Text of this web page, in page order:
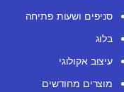
סניפים ושעות פתיחה
בלוג
עיצוב אקולוגי
מוצרים מחודשים